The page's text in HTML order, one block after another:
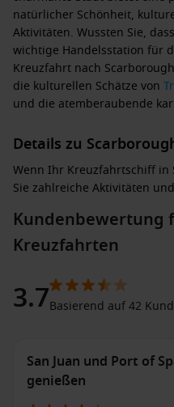
natürlicher Schönheit,
Aktivitäten. Wussten Sie,
wichtige Handelsstation für
Kreuzfahrt nach
die kulturellen Schätze von
und die atemberaubende
Details zu
Wenn Ihr Kreuzfahrtschiff in
Sie zahlreiche Aktivitäten
Besuch des Fort King
erhaltenen Ruinen dieses
auf die Bucht bietet.
Schwimmen und
Unterwasserwelt zu
Städtische Erkundungen:
Kundenbewertung
Kreuzfahrten
3.7Basierend auf 42
San Juan und Port of
genießen